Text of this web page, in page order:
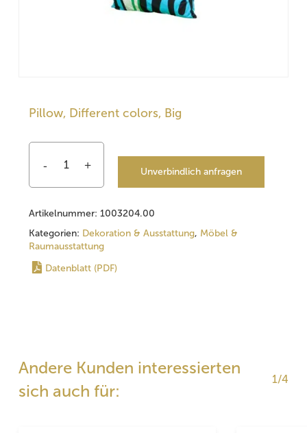
Pillow, Different colors, Big
Unverbindlich anfragen
Artikelnummer: 1003204.00
Kategorien: Dekoration & Ausstattung, Möbel &
Raumausstattung
Datenblatt (PDF)
Andere Kunden interessierten
sich auch für:
1/4